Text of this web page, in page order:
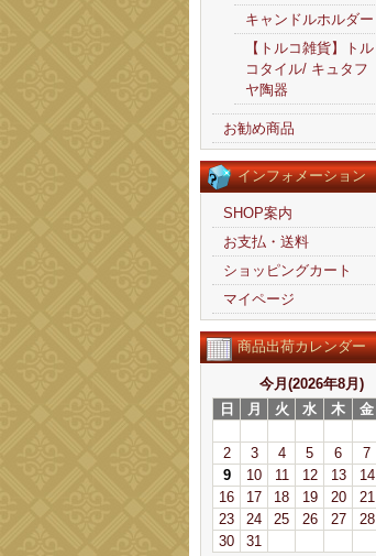
キャンドルホルダー
【トルコ雑貨】トル
コタイル/ キュタフ
ヤ陶器
お勧め商品
インフォメーション
SHOP案内
お支払・送料
ショッピングカート
マイページ
商品出荷カレンダー
今月(2026年8月)
日
月 火 水 木 金
2
3 4 5 6 7
9
10 11 12 13 14
16
17 18 19 20 21
23
24 25 26 27 28
30
31